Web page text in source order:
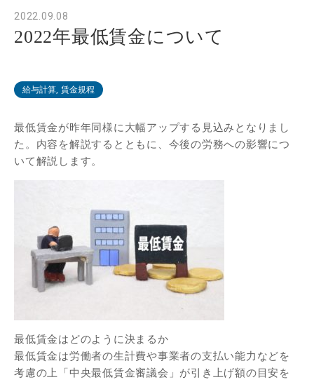
2022.09.08
2022年最低賃金について
給与計算, 賃金規程
最低賃金が昨年同様に大幅アップする見込みとなりまし
た。内容を解説するとともに、今後の労務への影響につ
いて解説します。
最低賃金はどのように決まるか
最低賃金は労働者の生計費や事業者の支払い能力などを
考慮の上「中央最低賃金審議会」が引き上げ額の目安を